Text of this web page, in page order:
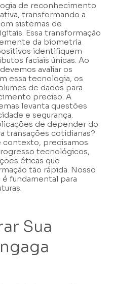
de reconhecimento
transformando a
sistemas de
Essa transformação
da biometria
identifiquem
faciais únicas. Ao
avaliar os
essa tecnologia, os
de dados para
preciso. A
levanta questões
e segurança.
de depender do
transações cotidianas?
contexto, precisamos
tecnológicos,
éticas que
tão rápida. Nosso
fundamental para
Sua